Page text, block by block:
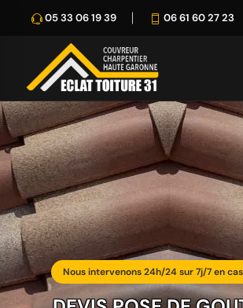
05 33 06 19 39 06 61 60 27 23
Nous intervenons 24h/24 sur 7j/7 en